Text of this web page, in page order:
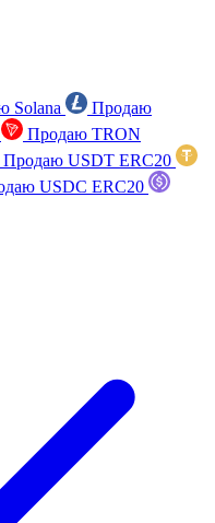
Solana
Продаю
Продаю TRON
Продаю USDT ERC20
USDC ERC20